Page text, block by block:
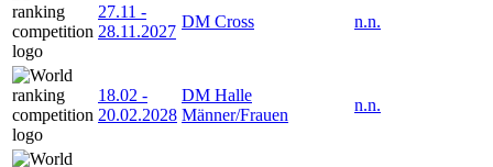
27.11 -
28.11.2027
DM Cross n.n.
18.02 -
20.02.2028
DM Halle
Männer/Frauen
n.n.